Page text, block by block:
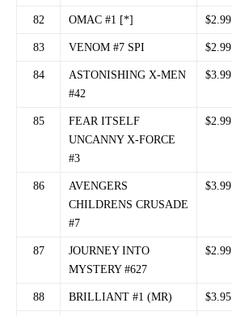
82 OMAC #1 [*] $2.99
83 VENOM #7 SPI $2.99
84
ASTONISHING X-MEN
#42
$3.99
85
FEAR ITSELF
UNCANNY X-FORCE
#3
$2.99
86
AVENGERS
CHILDRENS CRUSADE
#7
$3.99
87
JOURNEY INTO
MYSTERY #627
$2.99
88 BRILLIANT #1 (MR) $3.95